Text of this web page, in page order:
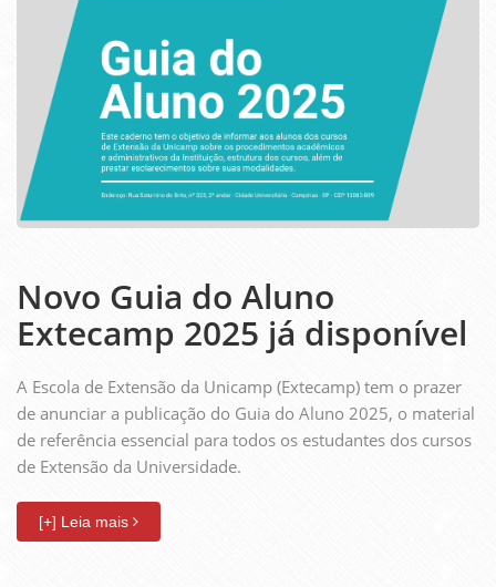
Novo Guia do Aluno
Extecamp 2025 já disponível
A Escola de Extensão da Unicamp (Extecamp) tem o prazer
de anunciar a publicação do Guia do Aluno 2025, o material
de referência essencial para todos os estudantes dos cursos
de Extensão da Universidade.
[+] Leia mais